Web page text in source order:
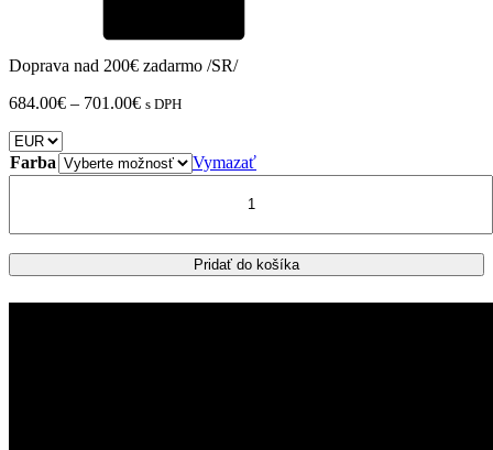
Doprava nad 200€ zadarmo /SR/
684.00€ – 701.00€Price
through
701.00€
s DPH
Farba
Vymazať
MT
zadný
kufor
Pridať do košíka